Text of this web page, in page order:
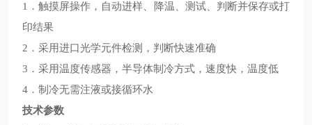
1．触摸屏操作，自动进样、降温、测试、判断并保存或打
印结果
2．采用进口光学元件检测，判断快速准确
3．采用温度传感器，半导体制冷方式，速度快，温度低
4．制冷无需注液或接循环水
技术参数